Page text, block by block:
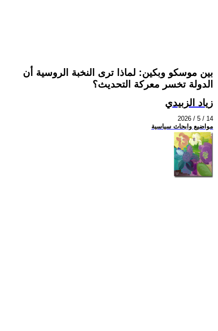
بين موسكو وبكين: لماذا ترى النخبة الروسية أن
الدولة تخسر معركة التحديث؟
زياد الزبيدي
2026 / 5 / 14
مواضيع وابحاث سياسية